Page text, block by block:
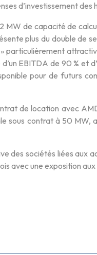
d’investissement des
de capacité de
plus du double de
particulièrement
EBITDA de 90 % et
pour de futurs
de location avec
contrat à 50 MW,
des sociétés liées aux
avec une exposition aux